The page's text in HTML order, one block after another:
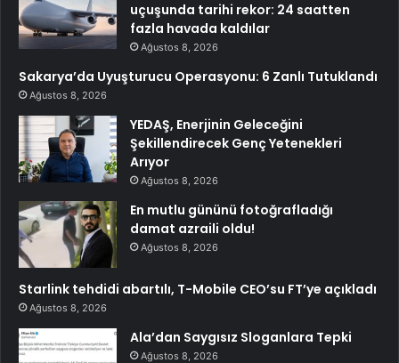
uçuşunda tarihi rekor: 24 saatten
fazla havada kaldılar
Ağustos 8, 2026
Sakarya’da Uyuşturucu Operasyonu: 6 Zanlı Tutuklandı
Ağustos 8, 2026
YEDAŞ, Enerjinin Geleceğini
Şekillendirecek Genç Yetenekleri
Arıyor
Ağustos 8, 2026
En mutlu gününü fotoğrafladığı
damat azraili oldu!
Ağustos 8, 2026
Starlink tehdidi abartılı, T-Mobile CEO’su FT’ye açıkladı
Ağustos 8, 2026
Ala’dan Saygısız Sloganlara Tepki
Ağustos 8, 2026